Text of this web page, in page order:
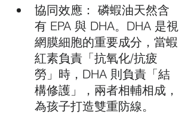
協同效應： 磷蝦油天然含
有 EPA 與 DHA。DHA 是視
網膜細胞的重要成分，當蝦
紅素負責「抗氧化/抗疲
勞」時，DHA 則負責「結
構修護」，兩者相輔相成，
為孩子打造雙重防線。